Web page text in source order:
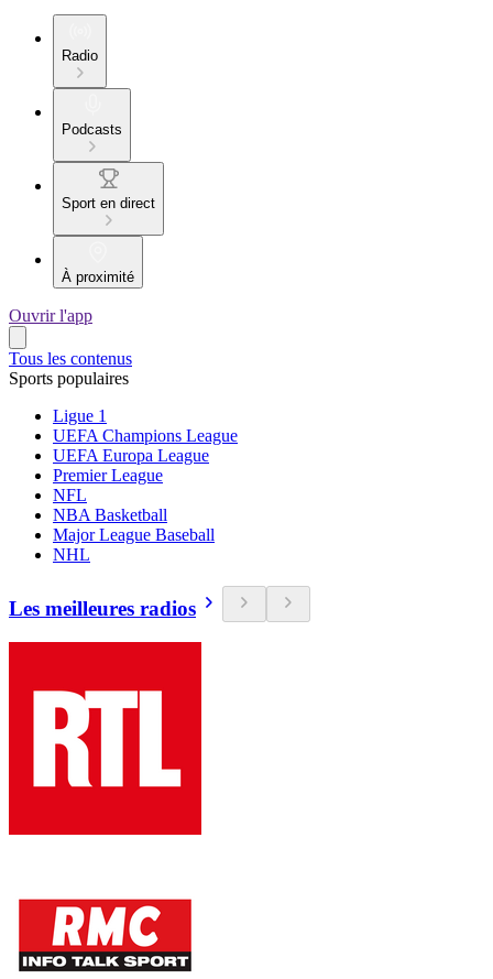
Radio
Podcasts
Sport en direct
À proximité
Ouvrir l'app
Tous les contenus
Sports populaires
Ligue 1
UEFA Champions League
UEFA Europa League
Premier League
NFL
NBA Basketball
Major League Baseball
NHL
Les meilleures radios